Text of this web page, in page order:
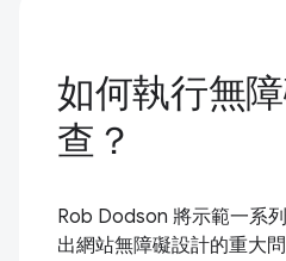
如何執行無
查？
Rob Dodson 將示範一系
出網站無障礙設計的重大問